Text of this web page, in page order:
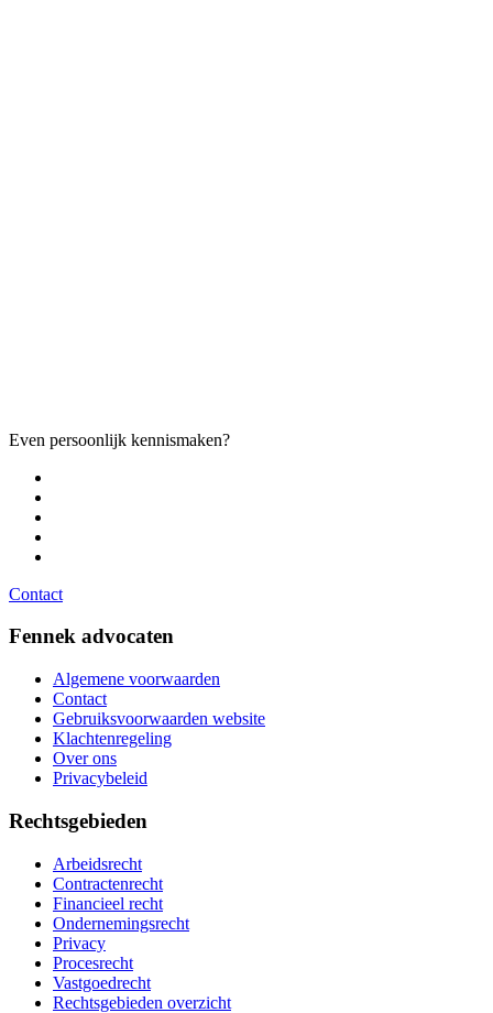
Even persoonlijk kennismaken?
Contact
Fennek advocaten
Algemene voorwaarden
Contact
Gebruiksvoorwaarden website
Klachtenregeling
Over ons
Privacybeleid
Rechtsgebieden
Arbeidsrecht
Contractenrecht
Financieel recht
Ondernemingsrecht
Privacy
Procesrecht
Vastgoedrecht
Rechtsgebieden overzicht